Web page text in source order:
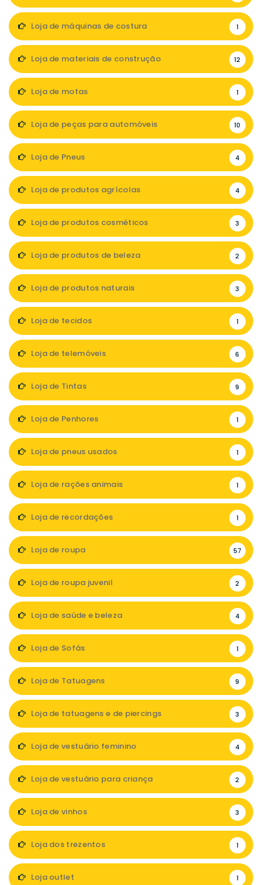
Loja de máquinas de costura 1
Loja de materiais de construção 12
Loja de motas 1
Loja de peças para automóveis 10
Loja de Pneus 4
Loja de produtos agrícolas 4
Loja de produtos cosméticos 3
Loja de produtos de beleza 2
Loja de produtos naturais 3
Loja de tecidos 1
Loja de telemóveis 6
Loja de Tintas 9
Loja de Penhores 1
Loja de pneus usados 1
Loja de rações animais 1
Loja de recordações 1
Loja de roupa 57
Loja de roupa juvenil 2
Loja de saúde e beleza 4
Loja de Sofás 1
Loja de Tatuagens 9
Loja de tatuagens e de piercings 3
Loja de vestuário feminino 4
Loja de vestuário para criança 2
Loja de vinhos 3
Loja dos trezentos 1
Loja outlet 1